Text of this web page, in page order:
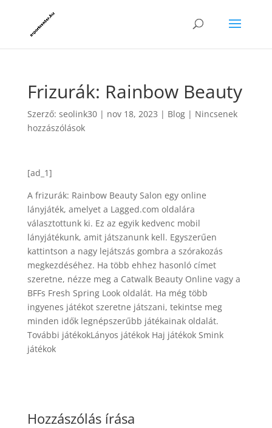
Frizurák: Rainbow Beauty
Szerző: seolink30| nov 18, 2023 | Blog| Nincsenek
hozzászólások
[ad_1]
A frizurák: Rainbow Beauty Salon egy online
lányjáték, amelyet a Lagged.com oldalára
választottunk ki. Ez az egyik kedvenc mobil
lányjátékunk, amit játszanunk kell. Egyszerűen
kattintson a nagy lejátszás gombra a szórakozás
megkezdéséhez. Ha több ehhez hasonló címet
szeretne, nézze meg a Catwalk Beauty Online vagy a
BFFs Fresh Spring Look oldalát. Ha még több
ingyenes játékot szeretne játszani, tekintse meg
minden idők legnépszerűbb játékainak oldalát.
További játékokLányos játékok Haj játékok Smink
játékok
Hozzászólás írása